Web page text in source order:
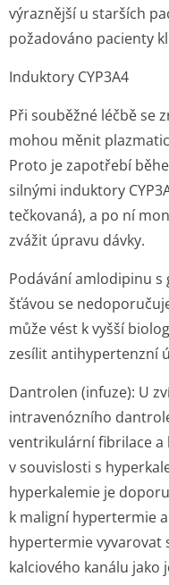
výraznější u starších
požadováno pacienty
Induktory CYP3A4
Při souběžné léčbě se
mohou měnit
Proto je zapotřebí
silnými induktory
tečkovaná), a po ní
zvážit úpravu dávky.
Podávání amlodipinu
šťávou se
může vést k vyšší
zesílit antihypertenzní
Dantrolen (infuze): U
intravenózního
ventrikulární fibrilace a
v souvislosti s
hyperkalemie je
k maligní hypertermie
hypertermie vyvarovat
kalciového kanálu jako